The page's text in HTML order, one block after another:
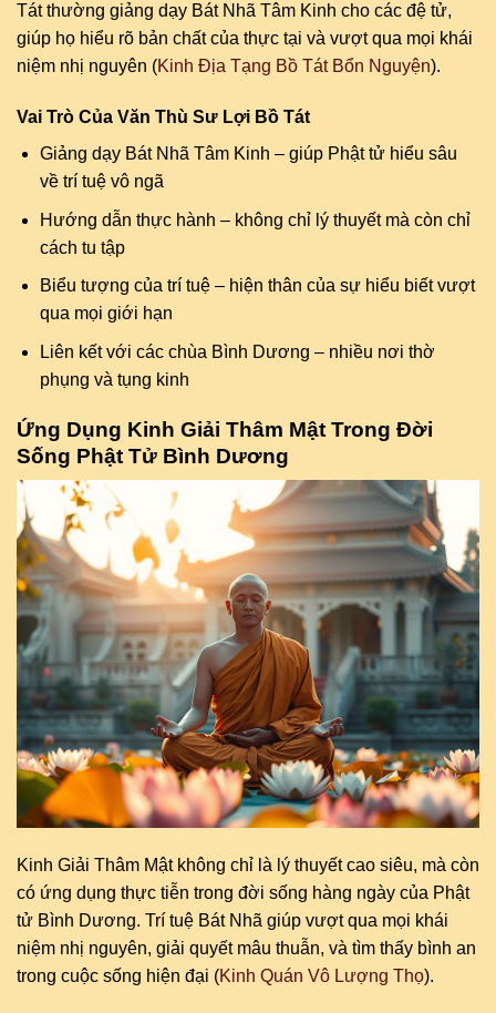
Tát thường giảng dạy Bát Nhã Tâm Kinh cho các đệ tử,
giúp họ hiểu rõ bản chất của thực tại và vượt qua mọi khái
niệm nhị nguyên (Kinh Địa Tạng Bồ Tát Bổn Nguyện).
Vai Trò Của Văn Thù Sư Lợi Bồ Tát
Giảng dạy Bát Nhã Tâm Kinh – giúp Phật tử hiểu sâu
về trí tuệ vô ngã
Hướng dẫn thực hành – không chỉ lý thuyết mà còn chỉ
cách tu tập
Biểu tượng của trí tuệ – hiện thân của sự hiểu biết vượt
qua mọi giới hạn
Liên kết với các chùa Bình Dương – nhiều nơi thờ
phụng và tụng kinh
Ứng Dụng Kinh Giải Thâm Mật Trong Đời
Sống Phật Tử Bình Dương
Kinh Giải Thâm Mật không chỉ là lý thuyết cao siêu, mà còn
có ứng dụng thực tiễn trong đời sống hàng ngày của Phật
tử Bình Dương. Trí tuệ Bát Nhã giúp vượt qua mọi khái
niệm nhị nguyên, giải quyết mâu thuẫn, và tìm thấy bình an
trong cuộc sống hiện đại (Kinh Quán Vô Lượng Thọ).